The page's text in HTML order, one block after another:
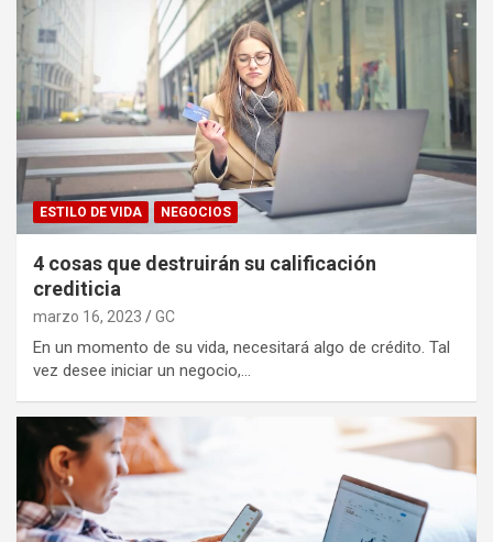
ESTILO DE VIDA NEGOCIOS
4 cosas que destruirán su calificación
crediticia
marzo 16, 2023 GC
En un momento de su vida, necesitará algo de crédito. Tal
vez desee iniciar un negocio,…